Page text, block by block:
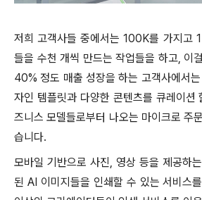
저희 고객사들 중에서는 100K를 가지고
들을 수천 개씩 만드는 작업들을 하고, 이
40% 정도 매출 성장을 하는 고객사에서
자인 템플릿과 다양한 콘텐츠를 큐레이션
즈니스 모델들로부터 나오는 마이크로 주
습니다.
모바일 기반으로 사진, 영상 등을 제공하
된 AI 이미지들을 인쇄할 수 있는 서비스